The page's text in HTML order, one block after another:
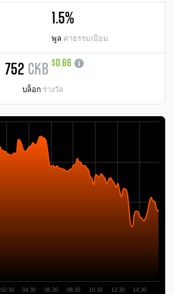
1.5%
พูล ค่าธรรมเนียม
752 CKB $0.66
บล็อก รางวัล
02:30 04:30 06:30 08:30 10:30 12:30 14:30